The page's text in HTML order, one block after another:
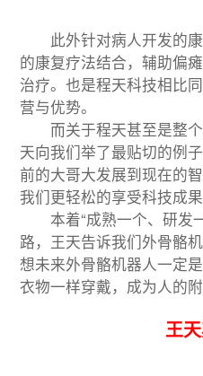
此外针对病人开发的
的康复疗法结合，辅助偏
治疗。也是程天科技相比
营与优势。
而关于程天甚至是整
天向我们举了最贴切的例
前的大哥大发展到现在的
我们更轻松的享受科技成果
本着“成熟一个、研发
路，王天告诉我们外骨骼
想未来外骨骼机器人一定
衣物一样穿戴，成为人的附
王